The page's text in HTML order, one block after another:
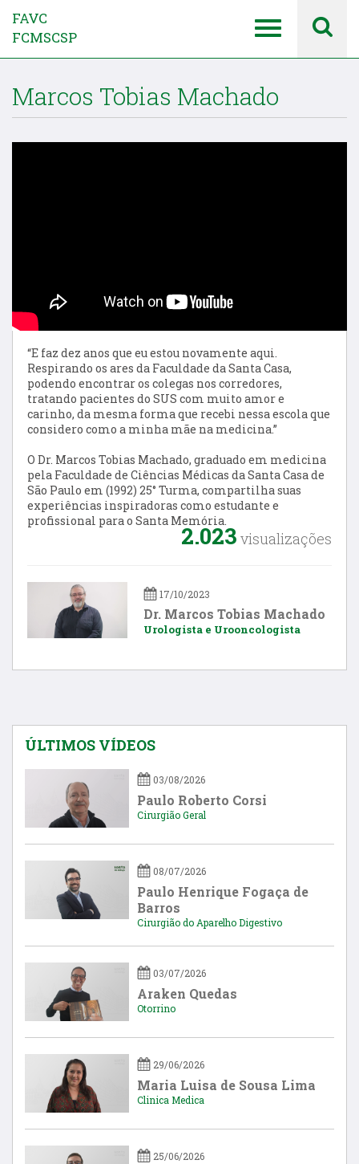
FAVC
FCMSCSP
Marcos Tobias Machado
“E faz dez anos que eu estou novamente aqui.
Respirando os ares da Faculdade da Santa Casa,
podendo encontrar os colegas nos corredores,
tratando pacientes do SUS com muito amor e
carinho, da mesma forma que recebi nessa escola que
considero como a minha mãe na medicina.”
O Dr. Marcos Tobias Machado, graduado em medicina
pela Faculdade de Ciências Médicas da Santa Casa de
São Paulo em (1992) 25° Turma, compartilha suas
experiências inspiradoras como estudante e
profissional para o Santa Memória.
2.023 visualizações
17/10/2023
Dr. Marcos Tobias Machado
Urologista e Urooncologista
ÚLTIMOS VÍDEOS
03/08/2026
Paulo Roberto Corsi
Cirurgião Geral
08/07/2026
Paulo Henrique Fogaça de
Barros
Cirurgião do Aparelho Digestivo
03/07/2026
Araken Quedas
Otorrino
29/06/2026
Maria Luisa de Sousa Lima
Clinica Medica
25/06/2026